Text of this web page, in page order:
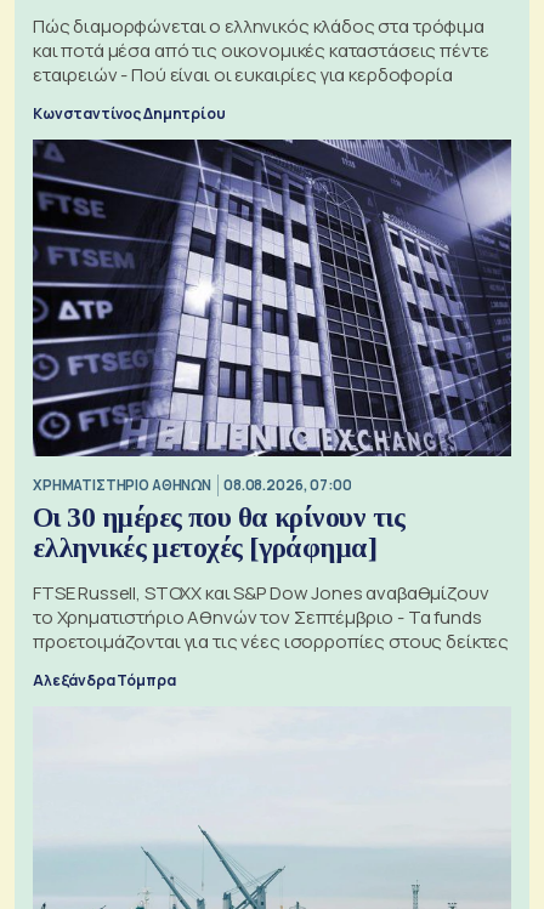
Πώς διαμορφώνεται ο ελληνικός κλάδος στα τρόφιμα
και ποτά μέσα από τις οικονομικές καταστάσεις πέντε
εταιρειών - Πού είναι οι ευκαιρίες για κερδοφορία
Κωνσταντίνος Δημητρίου
XΡΗΜΑΤΙΣΤΗΡΙΟ ΑΘΗΝΩΝ 08.08.2026, 07:00
Οι 30 ημέρες που θα κρίνουν τις
ελληνικές μετοχές [γράφημα]
FTSE Russell, STOXX και S&P Dow Jones αναβαθμίζουν
το Χρηματιστήριο Αθηνών τον Σεπτέμβριο - Τα funds
προετοιμάζονται για τις νέες ισορροπίες στους δείκτες
Αλεξάνδρα Τόμπρα